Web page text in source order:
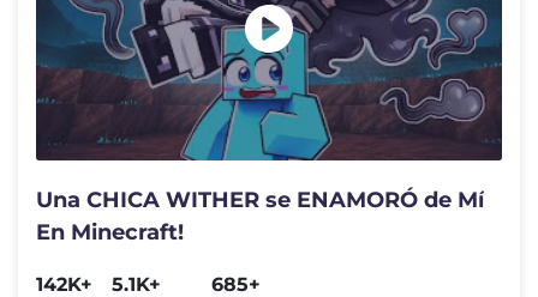
Una CHICA WITHER se ENAMORÓ de Mí
En Minecraft!
142K+
5.1K+
685+